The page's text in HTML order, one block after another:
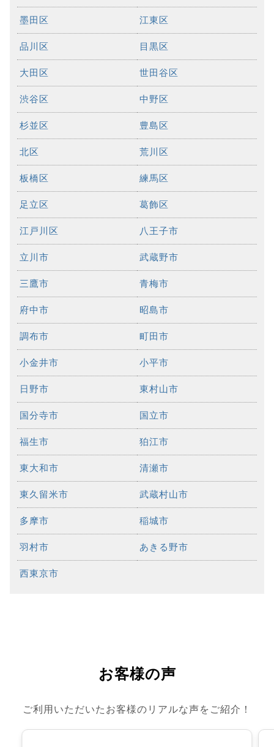
墨田区 江東区
品川区 目黒区
大田区 世田谷区
渋谷区 中野区
杉並区 豊島区
北区 荒川区
板橋区 練馬区
足立区 葛飾区
江戸川区 八王子市
立川市 武蔵野市
三鷹市 青梅市
府中市 昭島市
調布市 町田市
小金井市 小平市
日野市 東村山市
国分寺市 国立市
福生市 狛江市
東大和市 清瀬市
東久留米市 武蔵村山市
多摩市 稲城市
羽村市 あきる野市
西東京市
お客様の声
ご利用いただいたお客様のリアルな声をご紹介！